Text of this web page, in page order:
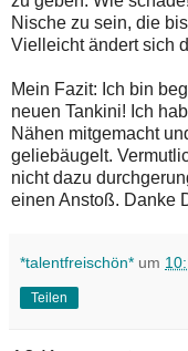
Nische zu sein, die
Vielleicht ändert sich
Mein Fazit: Ich bin
neuen Tankini! Ich
Nähen mitgemacht
geliebäugelt.
nicht dazu
einen Anstoß. Danke
*talentfreischön* um
Teilen